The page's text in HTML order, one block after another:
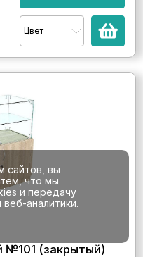
Цвет
№101 (закрытый)
сайтов, вы
что мы
и передачу
аналитики.